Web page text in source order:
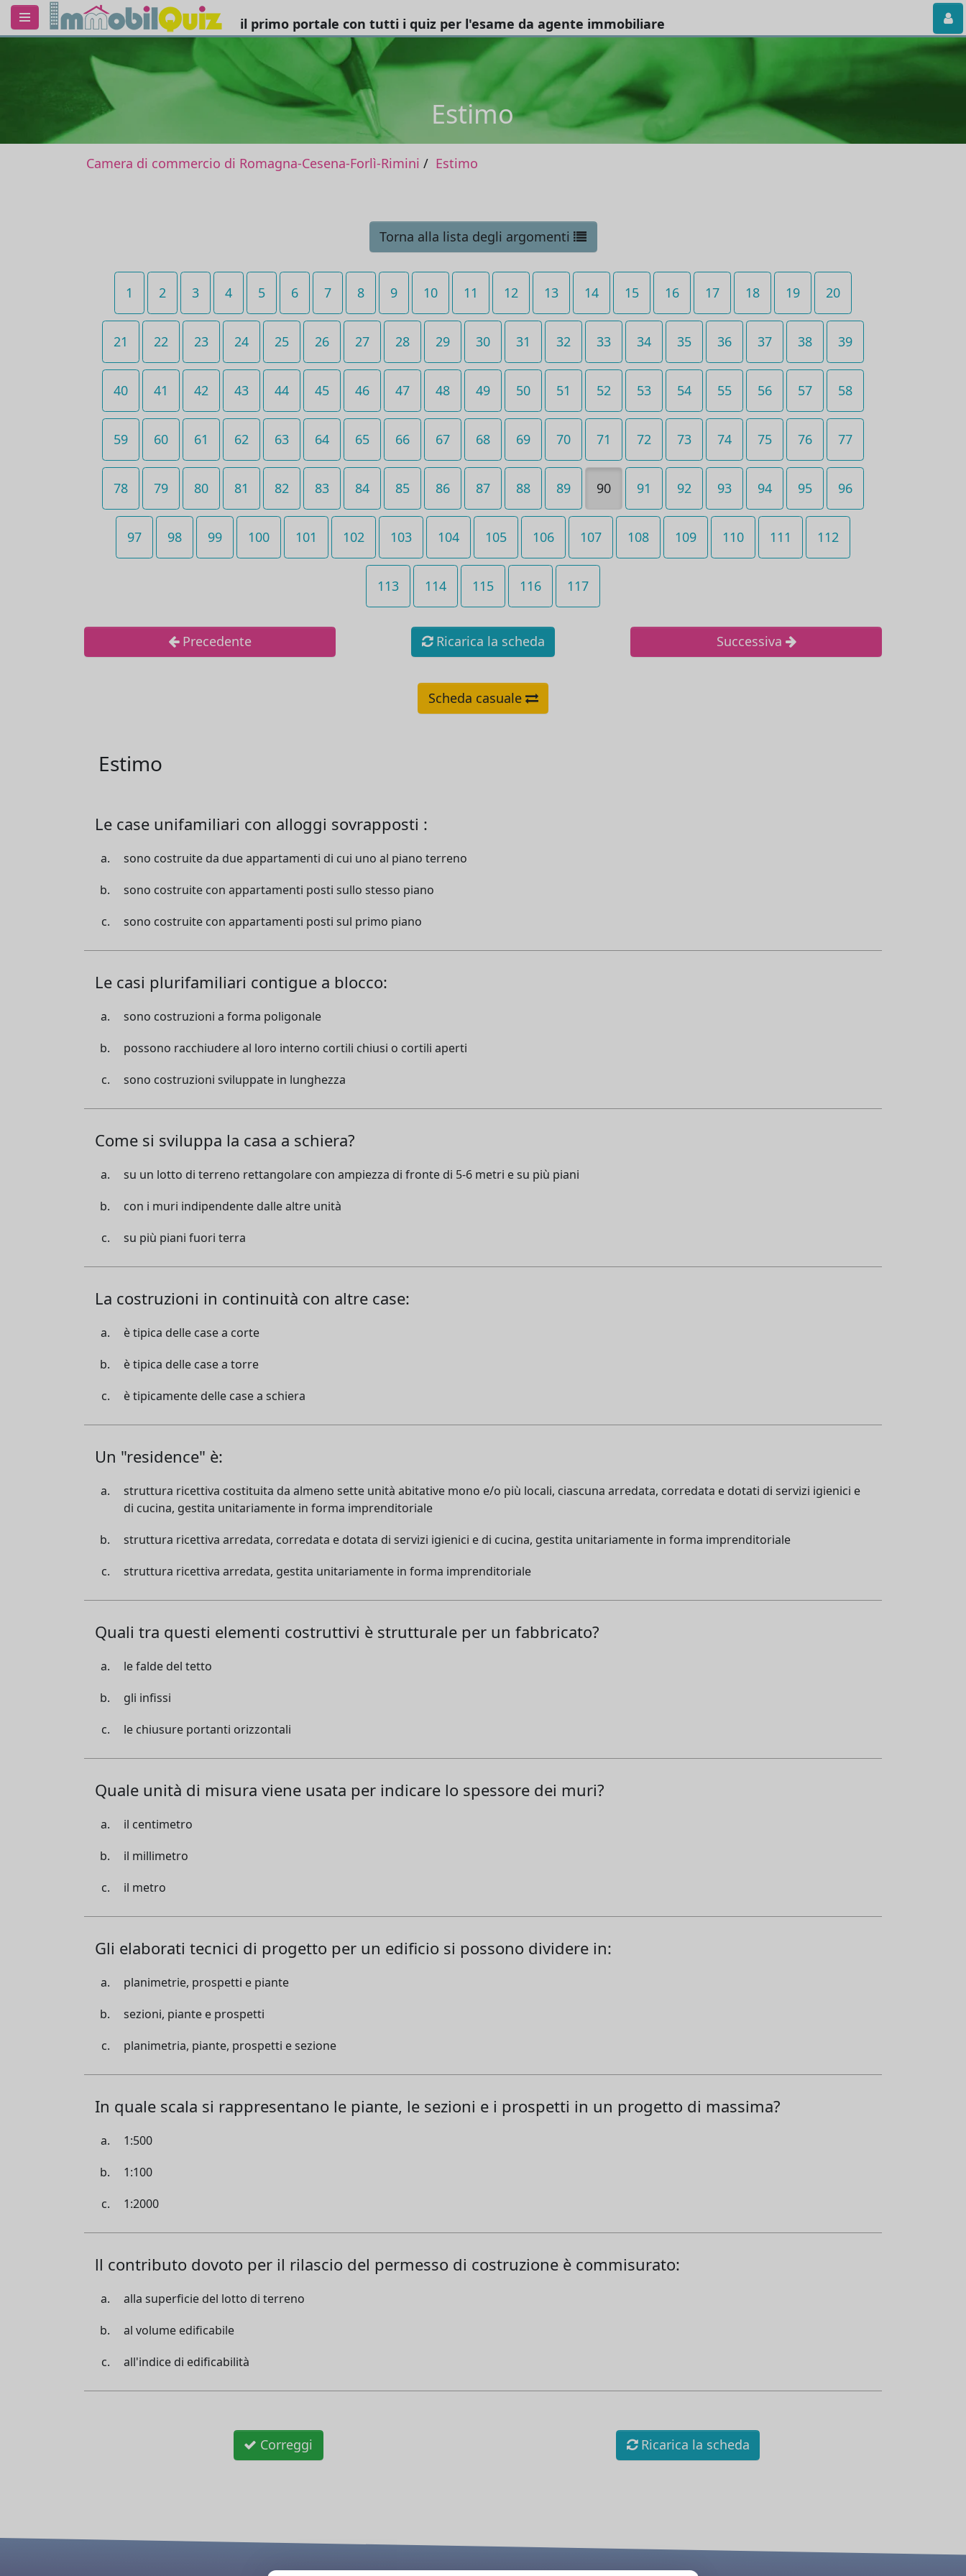
il primo portale con tutti i quiz per l'esame da agente immobiliare
Estimo
Camera di commercio di Romagna-Cesena-Forlì-Rimini Estimo
Torna alla lista degli argomenti
1 2 3 4 5 6 7 8 9 10 11 12 13 14 15 16 17 18 19 20
21 22 23 24 25 26 27 28 29 30 31 32 33 34 35 36 37 38 39
40 41 42 43 44 45 46 47 48 49 50 51 52 53 54 55 56 57 58
59 60 61 62 63 64 65 66 67 68 69 70 71 72 73 74 75 76 77
78 79 80 81 82 83 84 85 86 87 88 89 90 91 92 93 94 95 96
97 98 99 100 101 102 103 104 105 106 107 108 109 110 111 112
113 114 115 116 117
Precedente Ricarica la scheda Successiva
Scheda casuale
Estimo
Le case unifamiliari con alloggi sovrapposti :
sono costruite da due appartamenti di cui uno al piano terreno
sono costruite con appartamenti posti sullo stesso piano
sono costruite con appartamenti posti sul primo piano
Le casi plurifamiliari contigue a blocco:
sono costruzioni a forma poligonale
possono racchiudere al loro interno cortili chiusi o cortili aperti
sono costruzioni sviluppate in lunghezza
Come si sviluppa la casa a schiera?
su un lotto di terreno rettangolare con ampiezza di fronte di 5-6 metri e su più piani
con i muri indipendente dalle altre unità
su più piani fuori terra
La costruzioni in continuità con altre case:
è tipica delle case a corte
è tipica delle case a torre
è tipicamente delle case a schiera
Un "residence" è:
struttura ricettiva costituita da almeno sette unità abitative mono e/o più locali, ciascuna arredata, corredata e dotati di servizi igienici e
di cucina, gestita unitariamente in forma imprenditoriale
struttura ricettiva arredata, corredata e dotata di servizi igienici e di cucina, gestita unitariamente in forma imprenditoriale
struttura ricettiva arredata, gestita unitariamente in forma imprenditoriale
Quali tra questi elementi costruttivi è strutturale per un fabbricato?
le falde del tetto
gli infissi
le chiusure portanti orizzontali
Quale unità di misura viene usata per indicare lo spessore dei muri?
il centimetro
il millimetro
il metro
Gli elaborati tecnici di progetto per un edificio si possono dividere in:
planimetrie, prospetti e piante
sezioni, piante e prospetti
planimetria, piante, prospetti e sezione
In quale scala si rappresentano le piante, le sezioni e i prospetti in un progetto di massima?
1:500
1:100
1:2000
ll contributo dovoto per il rilascio del permesso di costruzione è commisurato:
alla superficie del lotto di terreno
al volume edificabile
all'indice di edificabilità
Correggi Ricarica la scheda